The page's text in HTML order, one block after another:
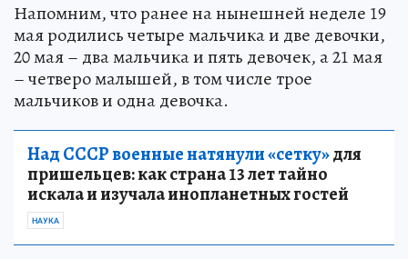
Напомним, что ранее на нынешней неделе 19
мая родились четыре мальчика и две девочки,
20 мая – два мальчика и пять девочек, а 21 мая
– четверо малышей, в том числе трое
мальчиков и одна девочка.
Над СССР военные натянули «сетку»для
пришельцев: как страна 13 лет тайно
искала и изучала инопланетных гостей
НАУКА